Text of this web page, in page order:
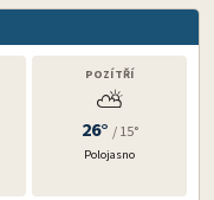
POZÍTŘÍ
⛅
26° / 15°
Polojasno